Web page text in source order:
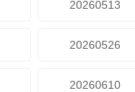
20260513
20260526
20260610